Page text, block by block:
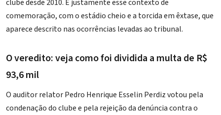
clube desde 2010. É justamente esse contexto de
comemoração, com o estádio cheio e a torcida em êxtase, que
aparece descrito nas ocorrências levadas ao tribunal.
O veredito: veja como foi dividida a multa de R$
93,6 mil
O auditor relator Pedro Henrique Esselin Perdiz votou pela
condenação do clube e pela rejeição da denúncia contra o